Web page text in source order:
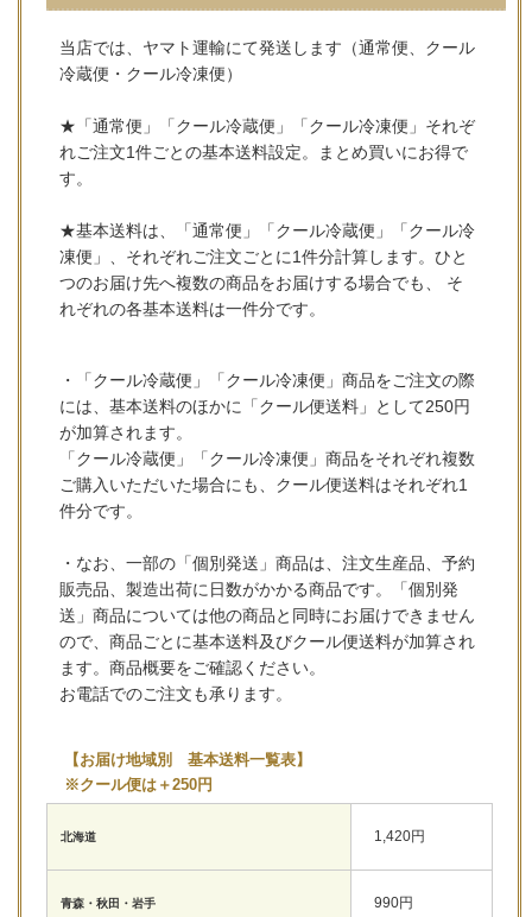
当店では、ヤマト運輸にて発送します（通常便、クール
冷蔵便・クール冷凍便）
★「通常便」「クール冷蔵便」「クール冷凍便」それぞ
れご注文1件ごとの基本送料設定。まとめ買いにお得で
す。
★基本送料は、「通常便」「クール冷蔵便」「クール冷
凍便」、それぞれご注文ごとに1件分計算します。ひと
つのお届け先へ複数の商品をお届けする場合でも、 そ
れぞれの各基本送料は一件分です。
・「クール冷蔵便」「クール冷凍便」商品をご注文の際
には、基本送料のほかに「クール便送料」として250円
が加算されます。
「クール冷蔵便」「クール冷凍便」商品をそれぞれ複数
ご購入いただいた場合にも、クール便送料はそれぞれ1
件分です。
・なお、一部の「個別発送」商品は、注文生産品、予約
販売品、製造出荷に日数がかかる商品です。「個別発
送」商品については他の商品と同時にお届けできません
ので、商品ごとに基本送料及びクール便送料が加算され
ます。商品概要をご確認ください。
お電話でのご注文も承ります。
【お届け地域別 基本送料一覧表】
※クール便は＋250円
北海道 1,420円
青森・秋田・岩手 990円